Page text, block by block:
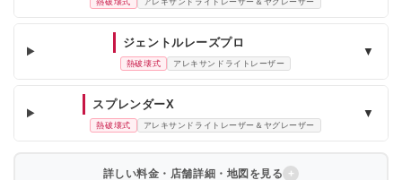
ジェントルレーズプロ
熱破壊式 アレキサンドライトレーザー
▼
スプレンダーX
熱破壊式 アレキサンドライトレーザー＆ヤグレーザー
▼
詳しい料金・店舗詳細・地図を見る